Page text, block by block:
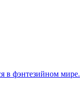
в фэнтезийном мире.